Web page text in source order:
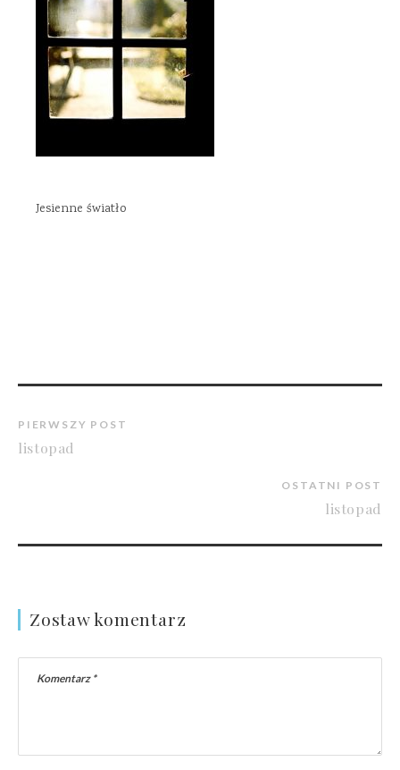
Jesienne światło
PIERWSZY POST
listopad
OSTATNI POST
listopad
Zostaw komentarz